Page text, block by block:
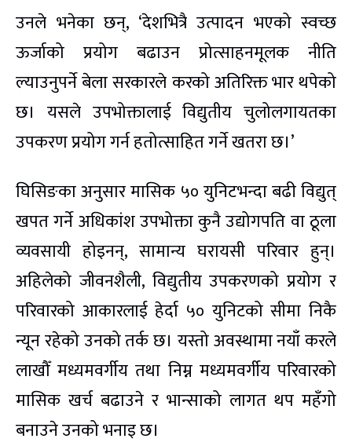
उनले भनेका छन्, ‘देशभित्रै उत्पादन भएको स्वच्छ
ऊर्जाको प्रयोग बढाउन प्रोत्साहनमूलक नीति
ल्याउनुपर्ने बेला सरकारले करको अतिरिक्त भार थपेको
छ। यसले उपभोक्तालाई विद्युतीय चुलोलगायतका
उपकरण प्रयोग गर्न हतोत्साहित गर्ने खतरा छ।’
घिसिङका अनुसार मासिक ५० युनिटभन्दा बढी विद्युत्
खपत गर्ने अधिकांश उपभोक्ता कुनै उद्योगपति वा ठूला
व्यवसायी होइनन्, सामान्य घरायसी परिवार हुन्।
अहिलेको जीवनशैली, विद्युतीय उपकरणको प्रयोग र
परिवारको आकारलाई हेर्दा ५० युनिटको सीमा निकै
न्यून रहेको उनको तर्क छ। यस्तो अवस्थामा नयाँ करले
लाखौँ मध्यमवर्गीय तथा निम्न मध्यमवर्गीय परिवारको
मासिक खर्च बढाउने र भान्साको लागत थप महँगो
बनाउने उनको भनाइ छ।